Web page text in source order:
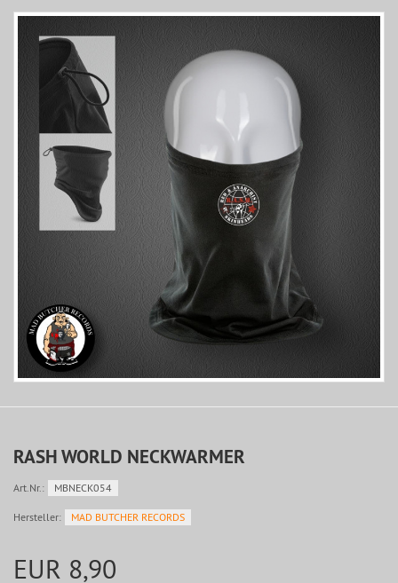
RASH WORLD NECKWARMER
Art.Nr.: MBNECK054
Hersteller: MAD BUTCHER RECORDS
EUR 8,90